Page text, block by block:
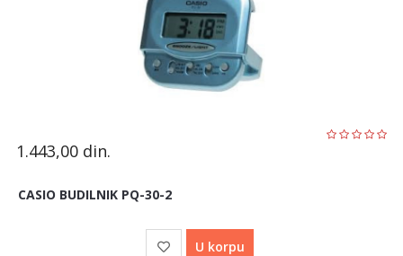
1.443,00 din.
CASIO BUDILNIK PQ-30-2
U korpu